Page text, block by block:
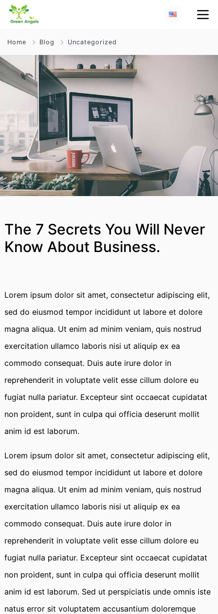
Home Blog Uncategorized
The 7 Secrets You Will Never
Know About Business.
Lorem ipsum dolor sit amet, consectetur adipiscing elit,
sed do eiusmod tempor incididunt ut labore et dolore
magna aliqua. Ut enim ad minim veniam, quis nostrud
exercitation ullamco laboris nisi ut aliquip ex ea
commodo consequat. Duis aute irure dolor in
reprehenderit in voluptate velit esse cillum dolore eu
fugiat nulla pariatur. Excepteur sint occaecat cupidatat
non proident, sunt in culpa qui officia deserunt mollit
anim id est laborum.
Lorem ipsum dolor sit amet, consectetur adipiscing elit,
sed do eiusmod tempor incididunt ut labore et dolore
magna aliqua. Ut enim ad minim veniam, quis nostrud
exercitation ullamco laboris nisi ut aliquip ex ea
commodo consequat. Duis aute irure dolor in
reprehenderit in voluptate velit esse cillum dolore eu
fugiat nulla pariatur. Excepteur sint occaecat cupidatat
non proident, sunt in culpa qui officia deserunt mollit
anim id est laborum. Sed ut perspiciatis unde omnis iste
natus error sit voluptatem accusantium doloremque